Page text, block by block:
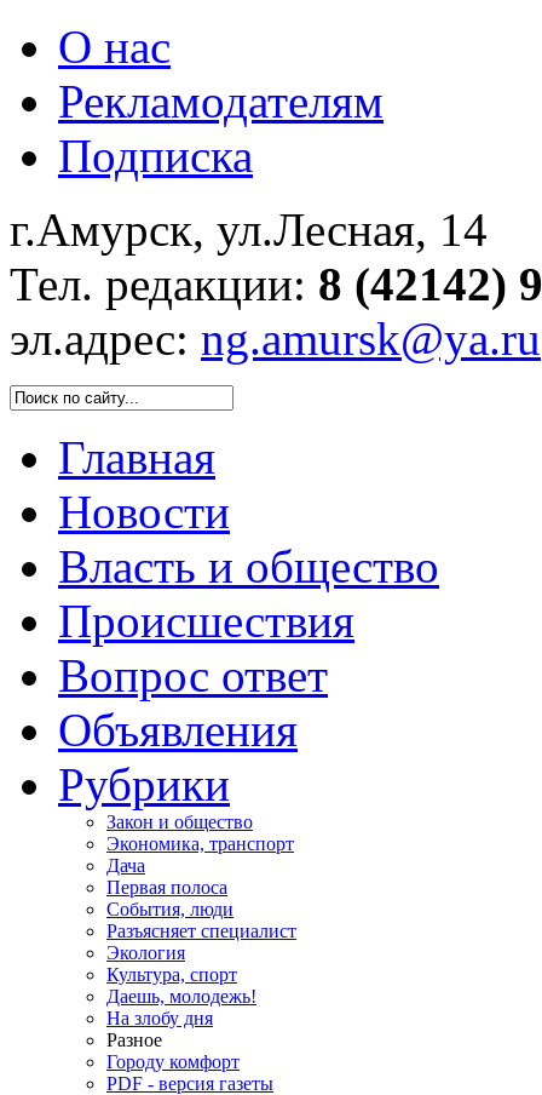
О нас
Рекламодателям
Подписка
г.Амурск, ул.Лесная, 14
Тел. редакции: 8 (42142)
эл.адрес: ng.amursk@ya.ru
Главная
Новости
Власть и общество
Происшествия
Вопрос ответ
Объявления
Рубрики
Закон и общество
Экономика, транспорт
Дача
Первая полоса
События, люди
Разъясняет специалист
Экология
Культура, спорт
Даешь, молодежь!
На злобу дня
Разное
Городу комфорт
PDF - версия газеты